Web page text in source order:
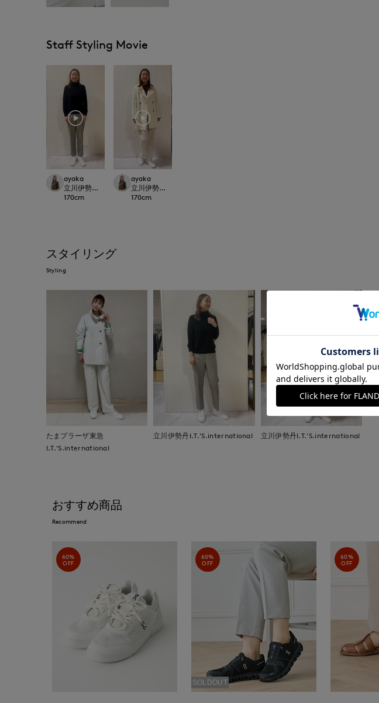
Staff Styling Movie
ayaka
立川伊勢丹I.T.'S.international
170cm
ayaka
立川伊勢丹I.T.'S.international
170cm
スタイリング
Styling
たまプラーザ東急
I.T.'S.international
立川伊勢丹I.T.'S.international 立川伊勢丹I.T.'S.international
おすすめ商品
Recommend
60%
OFF
60%
OFF
SOLDOUT
60%
OFF